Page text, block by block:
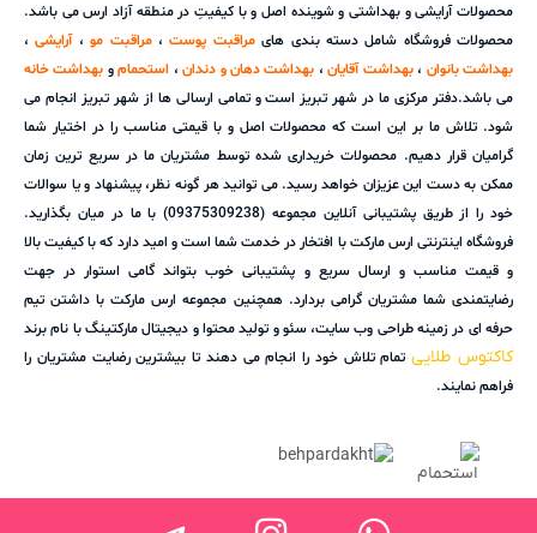
محصولات آرایشی و بهداشتی و شوینده اصل و با کیفیتِ در منطقه آزاد ارس می باشد.
محصولات فروشگاه شامل دسته بندی هایمراقبت پوست،مراقبت مو،آرایشی،
بهداشت بانوان ،بهداشت آقایان، بهداشت دهان و دندان، استحمامو بهداشت خانه
می باشد.دفتر مرکزی ما در شهر تبریز است و تمامی ارسالی ها از شهر تبریز انجام می
شود. تلاش ما بر این است که محصولات اصل و با قیمتی مناسب را در اختیار شما
گرامیان قرار دهیم. محصولات خریداری شده توسط مشتریان ما در سریع ترین زمان
ممکن به دست این عزیزان خواهد رسید. می توانید هر گونه نظر، پیشنهاد و یا سوالات
خود را از طریق پشتیبانی آنلاین مجموعه (09375309238) با ما در میان بگذارید.
فروشگاه اینترنتی ارس مارکت با افتخار در خدمت شما است و امید دارد که با کیفیت بالا
و قیمت مناسب و ارسال سریع و پشتیبانی خوب بتواند گامی استوار در جهت
رضایتمندی شما مشتریان گرامی بردارد. همچنین مجموعه ارس مارکت با داشتن تیم
حرفه ای در زمینه طراحی وب سایت، سئو و تولید محتوا و دیجیتال مارکتینگ با نام برند
کاکتوس طلاییتمام تلاش خود را انجام می دهند تا بیشترین رضایت مشتریان را
فراهم نمایند.